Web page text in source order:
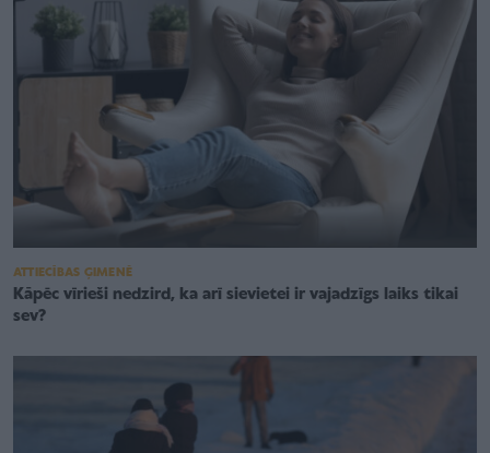
ATTIECĪBAS ĢIMENĒ
Kāpēc vīrieši nedzird, ka arī sievietei ir vajadzīgs laiks tikai
sev?